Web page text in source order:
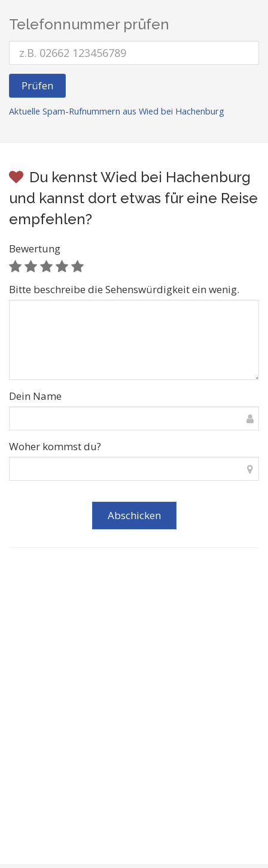
Telefonnummer prüfen
Prüfen
Aktuelle Spam-Rufnummern aus Wied bei Hachenburg
Du kennst Wied bei Hachenburg
und kannst dort etwas für eine Reise
empfehlen?
Bewertung
Bitte beschreibe die Sehenswürdigkeit ein wenig.
Dein Name
Woher kommst du?